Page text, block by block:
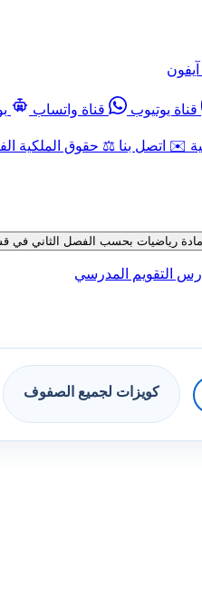
قناة يوتيوب قناة واتساب
✉️ اتصل بنا ⚖️ حقوق الملكية
بحسب الفصل الثاني في قسم حلول
التقويم المدرسي
كويزات لجميع الصفوف